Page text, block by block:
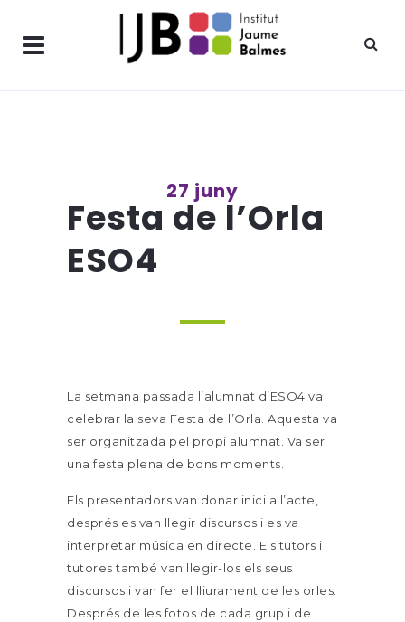
27 juny
Festa de l’Orla
ESO4
La setmana passada l’alumnat d’ESO4 va
celebrar la seva Festa de l’Orla. Aquesta va
ser organitzada pel propi alumnat. Va ser
una festa plena de bons moments.
Els presentadors van donar inici a l’acte,
després es van llegir discursos i es va
interpretar música en directe. Els tutors i
tutores també van llegir-los els seus
discursos i van fer el lliurament de les orles.
Després de les fotos de cada grup i de